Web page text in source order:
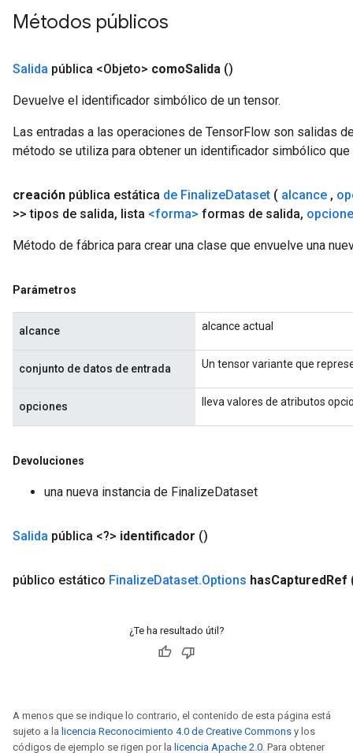
Métodos públicos
Salida pública <Objeto> comoSalida ()
Devuelve el identificador simbólico de un tensor.
Las entradas a las operaciones de TensorFlow son salidas
método se utiliza para obtener un identificador simbólico
creación pública estática de FinalizeDataset ( alcance ,
>> tipos de salida, lista <forma> formas de salida,
Método de fábrica para crear una clase que envuelve una
Parámetros
alcance alcance actual
conjunto de datos de entrada Un tensor variante que
opciones lleva valores de atributos
Devoluciones
una nueva instancia de FinalizeDataset
Salida pública <?> identificador ()
público estático FinalizeDataset.Options hasCapturedRef
¿Te ha resultado útil?
A menos que se indique lo contrario, el contenido de esta página está
sujeto a la licencia Reconocimiento 4.0 de Creative Commons y los
códigos de ejemplo se rigen por la licencia Apache 2.0. Para obtener